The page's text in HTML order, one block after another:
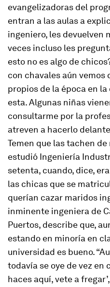
evangelizadoras del
entran a las aulas a
ingeniero, les devuelven
veces incluso les
esto no es algo de
con chavales aún
propios de la época en
esta. Algunas niñas
consultarme por la
atreven a hacerlo
Temen que las tachen de
estudió Ingeniería
setenta, cuando, dice,
las chicas que se
querían cazar maridos
inminente ingeniera de
Puertos, describe que,
estando en minoría en
universidad es bueno.
todavía se oye de vez en
haces aquí, vete a